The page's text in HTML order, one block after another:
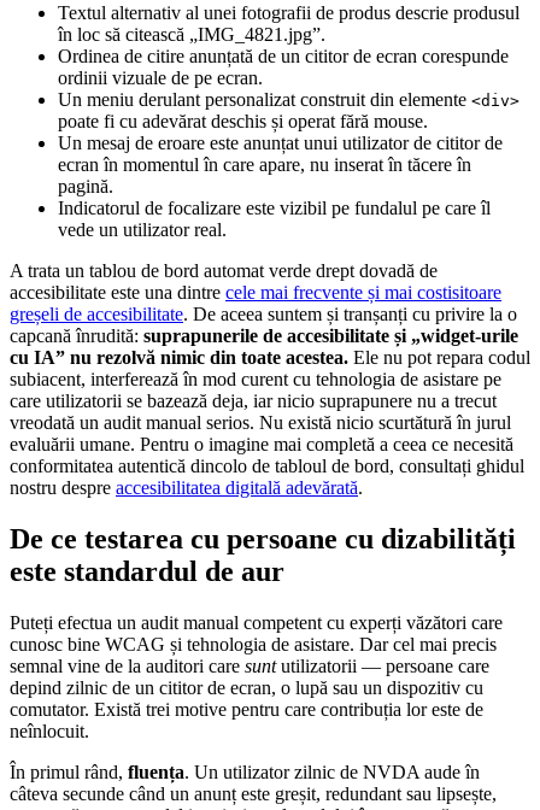
Textul alternativ al unei fotografii de produs descrie produsul
în loc să citească „IMG_4821.jpg”.
Ordinea de citire anunțată de un cititor de ecran corespunde
ordinii vizuale de pe ecran.
Un meniu derulant personalizat construit din elemente <div>
poate fi cu adevărat deschis și operat fără mouse.
Un mesaj de eroare este anunțat unui utilizator de cititor de
ecran în momentul în care apare, nu inserat în tăcere în
pagină.
Indicatorul de focalizare este vizibil pe fundalul pe care îl
vede un utilizator real.
A trata un tablou de bord automat verde drept dovadă de
accesibilitate este una dintre cele mai frecvente și mai costisitoare
greșeli de accesibilitate. De aceea suntem și tranșanți cu privire la o
capcană înrudită: suprapunerile de accesibilitate și „widget-urile
cu IA” nu rezolvă nimic din toate acestea. Ele nu pot repara codul
subiacent, interferează în mod curent cu tehnologia de asistare pe
care utilizatorii se bazează deja, iar nicio suprapunere nu a trecut
vreodată un audit manual serios. Nu există nicio scurtătură în jurul
evaluării umane. Pentru o imagine mai completă a ceea ce necesită
conformitatea autentică dincolo de tabloul de bord, consultați ghidul
nostru despre accesibilitatea digitală adevărată.
De ce testarea cu persoane cu dizabilități
este standardul de aur
Puteți efectua un audit manual competent cu experți văzători care
cunosc bine WCAG și tehnologia de asistare. Dar cel mai precis
semnal vine de la auditori care suntutilizatorii — persoane care
depind zilnic de un cititor de ecran, o lupă sau un dispozitiv cu
comutator. Există trei motive pentru care contribuția lor este de
neînlocuit.
În primul rând, fluența. Un utilizator zilnic de NVDA aude în
câteva secunde când un anunț este greșit, redundant sau lipsește,